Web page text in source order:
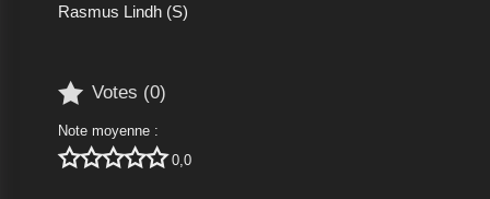
Rasmus Lindh (S)
 Votes (0)
Note moyenne :
 0,0